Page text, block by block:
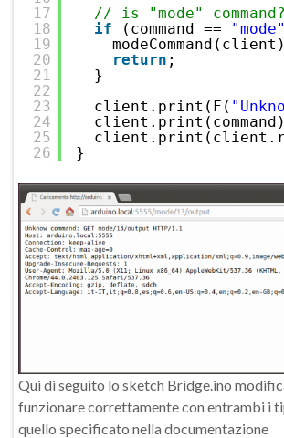
17
18
19
20
21
22
23
24
25
26
// is "mode" command?
if
(command == "mode"
return ;
}
client.print(F(
}
Qui di seguito lo sketch Bridge.ino
funzionare correttamente con entrambi i
quello specificato nella documentazione